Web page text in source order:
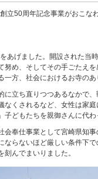
立50周年記念事業がおこな
あげました。開設された当
努め、そしてその手ごたえ
方、社会におけるお寺のあ
に立ち直りつつあるなかで
くされるなど、女性は家
どもたちを親御さんに代
会奉仕事業として宮崎県知
ならないほど厳しい条件下
んでまいりました。